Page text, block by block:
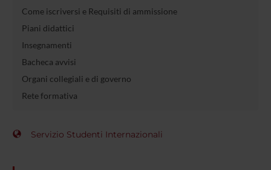
Come iscriversi e Requisiti di ammissione
Piani didattici
Insegnamenti
Bacheca avvisi
Organi collegiali e di governo
Rete formativa
Servizio Studenti Internazionali